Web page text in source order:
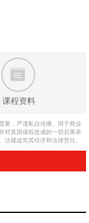
课程资料
要，严谨私自传播、用于商业
对其因侵权造成的一切后果承
规追究其经济和法律责任。